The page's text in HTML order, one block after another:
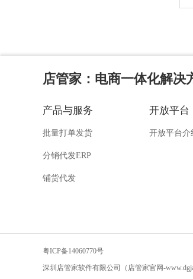
店管家 ：电商一体化解决
产品与服务
批量打单发货
分销代发ERP
铺货代发
开放平台
开放平台介
粤ICP备14060770号
深圳店管家软件有限公司（店管家官网-